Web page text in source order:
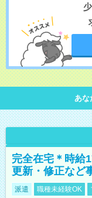
あな
完全在宅＊時給
更新・修正など
派遣 職種未経験OK